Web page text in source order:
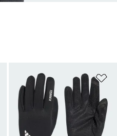
Zur Wunschliste hinzufügen